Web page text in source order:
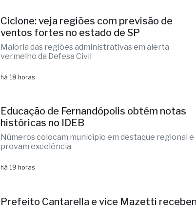
há 18 horas
Ciclone: veja regiões com previsão de
ventos fortes no estado de SP
Maioria das regiões administrativas em alerta
há 18 horas
Educação de Fernandópolis obtém notas
históricas no IDEB
Números colocam município em destaque regional e
há 19 horas